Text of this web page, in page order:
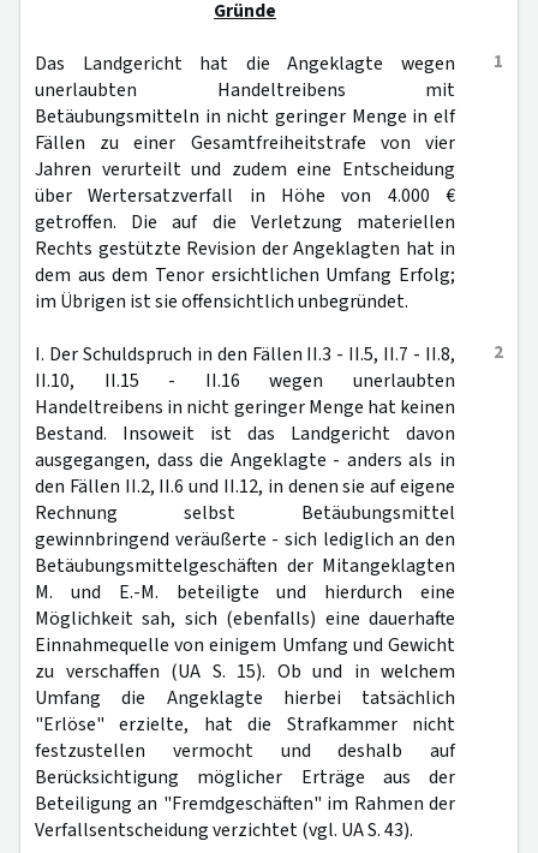
Gründe
1
Das Landgericht hat die Angeklagte wegen
unerlaubten Handeltreibens mit
Betäubungsmitteln in nicht geringer Menge in elf
Fällen zu einer Gesamtfreiheitstrafe von vier
Jahren verurteilt und zudem eine Entscheidung
über Wertersatzverfall in Höhe von 4.000 €
getroffen. Die auf die Verletzung materiellen
Rechts gestützte Revision der Angeklagten hat in
dem aus dem Tenor ersichtlichen Umfang Erfolg;
im Übrigen ist sie offensichtlich unbegründet.
2
I. Der Schuldspruch in den Fällen II.3 - II.5, II.7 - II.8,
II.10, II.15 - II.16 wegen unerlaubten
Handeltreibens in nicht geringer Menge hat keinen
Bestand. Insoweit ist das Landgericht davon
ausgegangen, dass die Angeklagte - anders als in
den Fällen II.2, II.6 und II.12, in denen sie auf eigene
Rechnung selbst Betäubungsmittel
gewinnbringend veräußerte - sich lediglich an den
Betäubungsmittelgeschäften der Mitangeklagten
M. und E.-M. beteiligte und hierdurch eine
Möglichkeit sah, sich (ebenfalls) eine dauerhafte
Einnahmequelle von einigem Umfang und Gewicht
zu verschaffen (UA S. 15). Ob und in welchem
Umfang die Angeklagte hierbei tatsächlich
"Erlöse" erzielte, hat die Strafkammer nicht
festzustellen vermocht und deshalb auf
Berücksichtigung möglicher Erträge aus der
Beteiligung an "Fremdgeschäften" im Rahmen der
Verfallsentscheidung verzichtet (vgl. UA S. 43).